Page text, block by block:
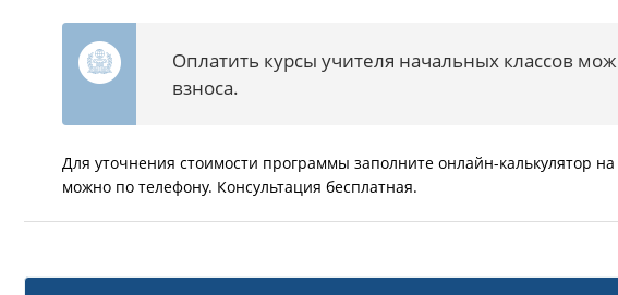
Оплатить курсы учителя начальных классов
взноса.
Для уточнения стоимости программы заполните онлайн-калькулятор
можно по телефону. Консультация бесплатная.